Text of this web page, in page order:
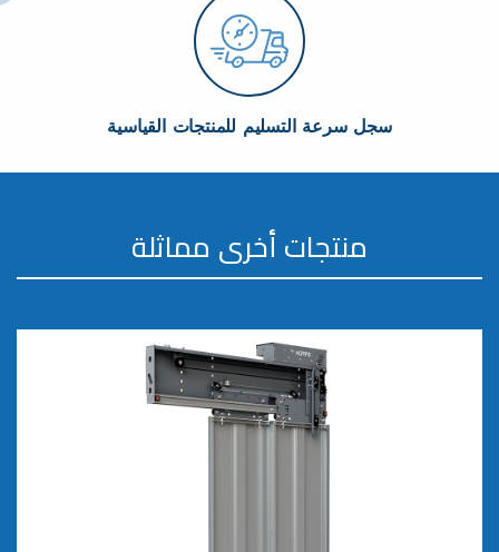
سجل سرعة التسليم للمنتجات القياسية
منتجات أخرى مماثلة